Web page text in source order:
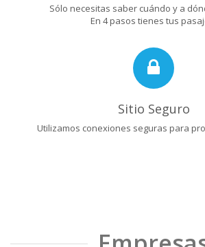
Sólo necesitas saber cuándo y a
En 4 pasos tienes tus
Sitio Seguro
Utilizamos conexiones seguras para